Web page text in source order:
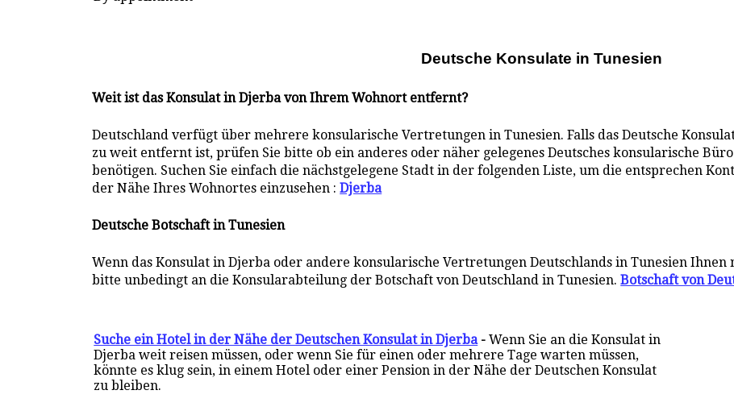
Deutsche Konsulate in Tunesien
Weit ist das Konsulat in Djerba von Ihrem Wohnort entfernt?
Deutschland verfügt über mehrere konsularische Vertretungen in Tunesien. Falls das Deutsche
zu weit entfernt ist, prüfen Sie bitte ob ein anderes oder näher gelegenes Deutsches konsularische
benötigen. Suchen Sie einfach die nächstgelegene Stadt in der folgenden Liste, um die entsprechen
der Nähe Ihres Wohnortes einzusehen :Djerba
Deutsche Botschaft in Tunesien
Wenn das Konsulat in Djerba oder andere konsularische Vertretungen Deutschlands in Tunesien
bitte unbedingt an die Konsularabteilung der Botschaft von Deutschland in Tunesien.Botschaft von
Suche ein Hotel in der Nähe der Deutschen Konsulat in Djerba-Wenn Sie an die Konsulat in
Djerba weit reisen müssen, oder wenn Sie für einen oder mehrere Tage warten müssen,
könnte es klug sein, in einem Hotel oder einer Pension in der Nähe der Deutschen Konsulat
zu bleiben.